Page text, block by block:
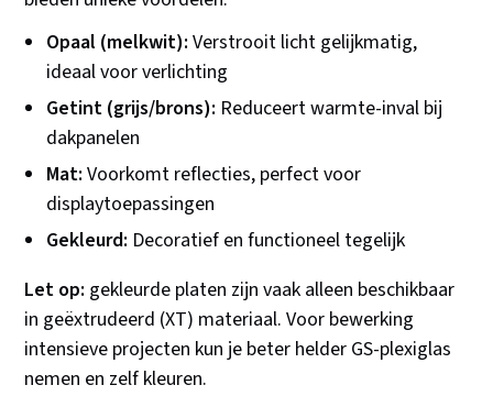
Opaal (melkwit): Verstrooit licht gelijkmatig,
ideaal voor verlichting
Getint (grijs/brons): Reduceert warmte-inval bij
dakpanelen
Mat: Voorkomt reflecties, perfect voor
displaytoepassingen
Gekleurd: Decoratief en functioneel tegelijk
Let op: gekleurde platen zijn vaak alleen beschikbaar
in geëxtrudeerd (XT) materiaal. Voor bewerking
intensieve projecten kun je beter helder GS-plexiglas
nemen en zelf kleuren.